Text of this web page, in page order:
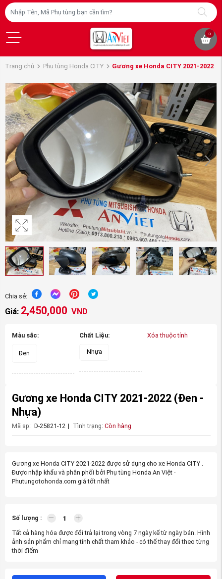
0
Trang chủ Phụ tùng Honda CITY Gương xe Honda CITY 2021-2022
Chia sẻ:
Giá: 2,450,000 VND
Màu sắc:
Đen
Chất Liệu:
Nhựa
Xóa thuộc tính
Gương xe Honda CITY 2021-2022 (Đen -
Nhựa)
Mã sp: D-25821-12 | Tình trạng: Còn hàng
Gương xe Honda CITY 2021-2022 được sử dụng cho xe Honda CITY .
Được nhập khẩu và phân phối bởi Phụ tùng Honda An Việt -
Phutungotohonda.com giá tốt nhất
Số lượng :
Tất cả hàng hóa được đổi trả lại trong vòng 7 ngày kể từ ngày bán. Hình
ảnh sản phẩm chỉ mang tính chất tham khảo - có thể thay đổi theo từng
thời điểm